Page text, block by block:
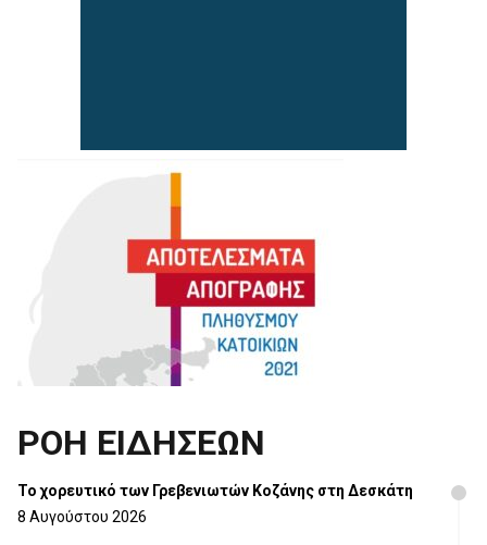
ΡΟΗ ΕΙΔΗΣΕΩΝ
Το χορευτικό των Γρεβενιωτών Κοζάνης στη Δεσκάτη
8 Αυγούστου 2026